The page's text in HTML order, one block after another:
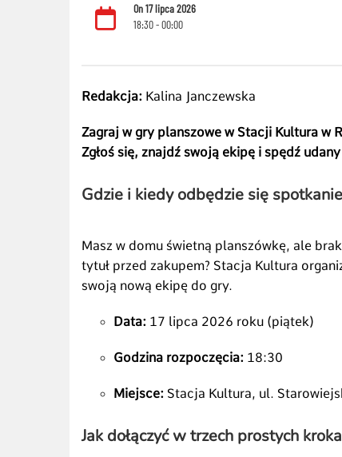
On 17 lipca 2026
18:30 - 00:00
Redakcja: Kalina Janczewska
Zagraj w gry planszowe w Stacji Kultura
Zgłoś się, znajdź swoją ekipę i spędź
Gdzie i kiedy odbędzie się
Masz w domu świetną planszówkę, ale
tytuł przed zakupem? Stacja Kultura
swoją nową ekipę do gry.
Data: 17 lipca 2026 roku (piątek)
Godzina rozpoczęcia: 18:30
Miejsce: Stacja Kultura, ul.
Jak dołączyć w trzech prostych